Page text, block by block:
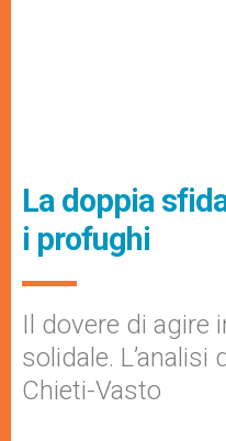
La doppia
i profughi
Il dovere di agire
solidale. L’analisi
Chieti-Vasto